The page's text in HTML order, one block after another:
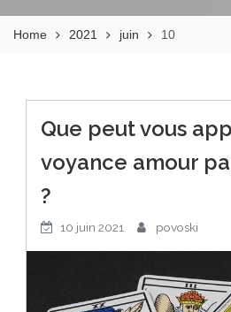
Home 2021 juin 10
Que peut vous
voyance amour
?
10 juin 2021 povoski